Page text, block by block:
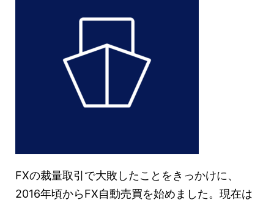
FXの裁量取引で大敗したことをきっかけに、
2016年頃からFX自動売買を始めました。現在は